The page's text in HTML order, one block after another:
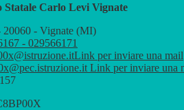
Statale Carlo Levi Vignate
20060 - Vignate (MI)
- 029566171
Link per inviare una mail
Link per inviare una